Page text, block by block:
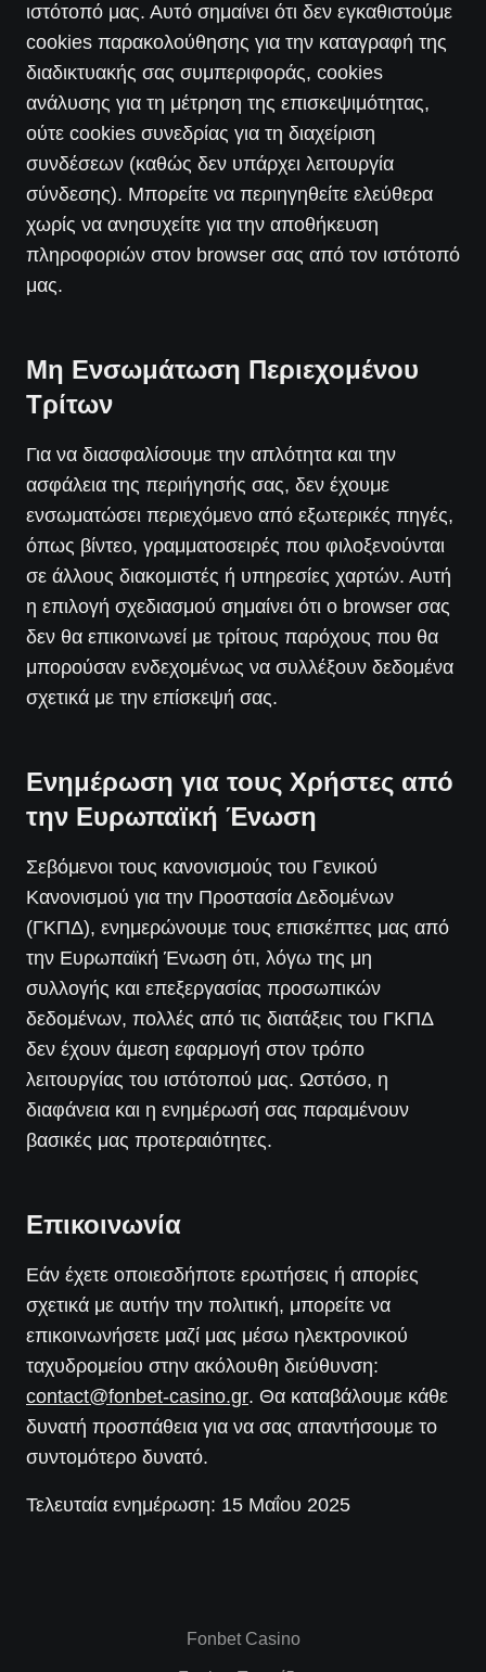
ιστότοπό μας. Αυτό σημαίνει ότι δεν εγκαθιστούμε
cookies παρακολούθησης για την καταγραφή της
διαδικτυακής σας συμπεριφοράς, cookies
ανάλυσης για τη μέτρηση της επισκεψιμότητας,
ούτε cookies συνεδρίας για τη διαχείριση
συνδέσεων (καθώς δεν υπάρχει λειτουργία
σύνδεσης). Μπορείτε να περιηγηθείτε ελεύθερα
χωρίς να ανησυχείτε για την αποθήκευση
πληροφοριών στον browser σας από τον ιστότοπό
μας.
Μη Ενσωμάτωση Περιεχομένου
Τρίτων
Για να διασφαλίσουμε την απλότητα και την
ασφάλεια της περιήγησής σας, δεν έχουμε
ενσωματώσει περιεχόμενο από εξωτερικές πηγές,
όπως βίντεο, γραμματοσειρές που φιλοξενούνται
σε άλλους διακομιστές ή υπηρεσίες χαρτών. Αυτή
η επιλογή σχεδιασμού σημαίνει ότι ο browser σας
δεν θα επικοινωνεί με τρίτους παρόχους που θα
μπορούσαν ενδεχομένως να συλλέξουν δεδομένα
σχετικά με την επίσκεψή σας.
Ενημέρωση για τους Χρήστες από
την Ευρωπαϊκή Ένωση
Σεβόμενοι τους κανονισμούς του Γενικού
Κανονισμού για την Προστασία Δεδομένων
(ΓΚΠΔ), ενημερώνουμε τους επισκέπτες μας από
την Ευρωπαϊκή Ένωση ότι, λόγω της μη
συλλογής και επεξεργασίας προσωπικών
δεδομένων, πολλές από τις διατάξεις του ΓΚΠΔ
δεν έχουν άμεση εφαρμογή στον τρόπο
λειτουργίας του ιστότοπού μας. Ωστόσο, η
διαφάνεια και η ενημέρωσή σας παραμένουν
βασικές μας προτεραιότητες.
Επικοινωνία
Εάν έχετε οποιεσδήποτε ερωτήσεις ή απορίες
σχετικά με αυτήν την πολιτική, μπορείτε να
επικοινωνήσετε μαζί μας μέσω ηλεκτρονικού
ταχυδρομείου στην ακόλουθη διεύθυνση:
contact@fonbet-casino.gr. Θα καταβάλουμε κάθε
δυνατή προσπάθεια για να σας απαντήσουμε το
συντομότερο δυνατό.
Τελευταία ενημέρωση: 15 Μαΐου 2025
Fonbet Casino